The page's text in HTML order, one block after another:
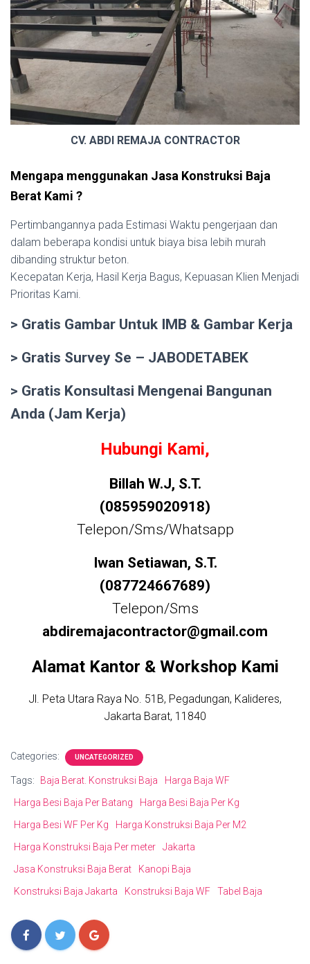
CV. ABDI REMAJA CONTRACTOR
Mengapa menggunakan Jasa Konstruksi Baja
Berat Kami ?
Pertimbangannya pada Estimasi Waktu pengerjaan dan
dalam beberapa kondisi untuk biaya bisa lebih murah
dibanding struktur beton.
Kecepatan Kerja, Hasil Kerja Bagus, Kepuasan Klien Menjadi
Prioritas Kami.
> Gratis Gambar Untuk IMB & Gambar Kerja
> Gratis Survey Se – JABODETABEK
> Gratis Konsultasi Mengenai Bangunan
Anda (Jam Kerja)
Hubungi Kami,
Billah W.J, S.T.
(085959020918)
Telepon/Sms/Whatsapp
Iwan Setiawan, S.T.
(087724667689)
Telepon/Sms
abdiremajacontractor@gmail.com
Alamat Kantor & Workshop Kami
Jl. Peta Utara Raya No. 51B, Pegadungan, Kalideres,
Jakarta Barat, 11840
Categories: UNCATEGORIZED
Tags: Baja Berat. Konstruksi Baja
Harga Baja WF
Harga Besi Baja Per Batang
Harga Besi Baja Per Kg
Harga Besi WF Per Kg
Harga Konstruksi Baja Per M2
Harga Konstruksi Baja Per meter
Jakarta
Jasa Konstruksi Baja Berat
Kanopi Baja
Konstruksi Baja Jakarta
Konstruksi Baja WF Tabel Baja